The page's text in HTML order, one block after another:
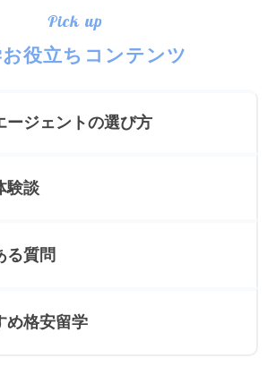
Pick up
役立ちコンテンツ
ージェントの選び方
験談
る質問
め格安留学